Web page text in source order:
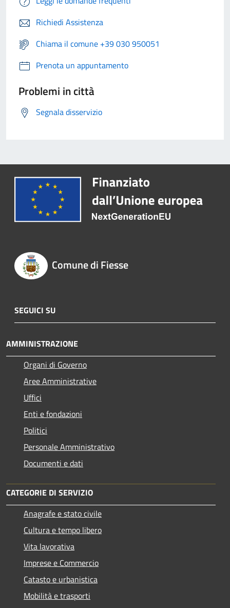
Richiedi Assistenza
Chiama il comune +39 030 950051
Prenota un appuntamento
Problemi in città
Segnala disservizio
Comune di Fiesse
SEGUICI SU
AMMINISTRAZIONE
Organi di Governo
Aree Amministrative
Uffici
Enti e fondazioni
Politici
Personale Amministrativo
Documenti e dati
CATEGORIE DI SERVIZIO
Anagrafe e stato civile
Cultura e tempo libero
Vita lavorativa
Imprese e Commercio
Catasto e urbanistica
Mobilità e trasporti